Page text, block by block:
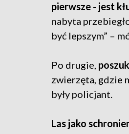
pierwsze - jest
nabyta
być lepszym” –
Po drugie,
zwierzęta, gdzie
były policjant.
Las jako